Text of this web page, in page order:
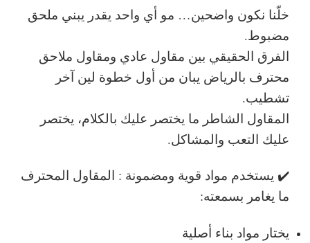
خلّنا نكون واضحين… مو أي واحد يقدر يبني ملحق
مضبوط.
الفرق الحقيقي بين مقاول عادي ومقاول ملاحق
محترف بالرياض يبان من أول خطوة لين آخر
تشطيب.
المقاول الشاطر ما يختصر عليك بالكلام، يختصر
عليك التعب والمشاكل.
✔️ يستخدم مواد قوية ومضمونة : المقاول المحترف
ما يغامر بسمعته:
يختار مواد بناء أصلية